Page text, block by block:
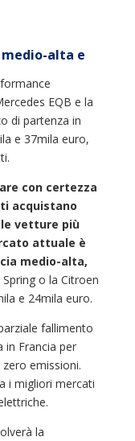
alta e
EQB e la
di partenza in
e 37mila euro,
con certezza
acquistano
vetture più
attuale è
medio-alta,
o la Citroen
e 24mila euro.
fallimento
Francia per
emissioni.
i migliori mercati
la